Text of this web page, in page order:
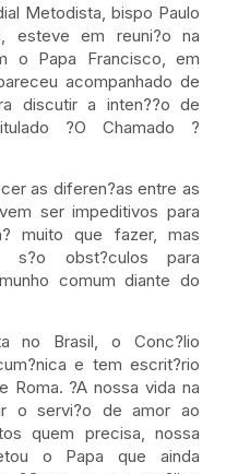
Metodista, bispo Paulo
esteve em reuni?o na
o Papa Francisco, em
acompanhado de
discutir a inten??o de
?O Chamado ?
as diferen?as entre as
ser impeditivos para
muito que fazer, mas
s?o obst?culos para
comum diante do
no Brasil, o Conc?lio
e tem escrit?rio
Roma. ?A nossa vida na
o servi?o de amor ao
quem precisa, nossa
o Papa que ainda